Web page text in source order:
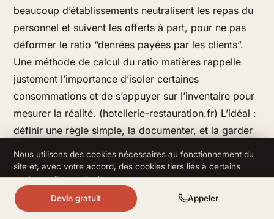
beaucoup d’établissements neutralisent les repas du
personnel et suivent les offerts à part, pour ne pas
déformer le ratio “denrées payées par les clients”.
Une méthode de calcul du ratio matières rappelle
justement l’importance d’isoler certaines
consommations et de s’appuyer sur l’inventaire pour
mesurer la réalité. (hotellerie-restauration.fr) L’idéal :
définir une règle simple, la documenter, et la garder
Et maintenant ?
Devis gratuit Appeler
Nous utilisons des cookies nécessaires au fonctionnement du
site et, avec votre accord, des cookies tiers liés à certains
contenus.En savoir plus.
Refuser Accepter